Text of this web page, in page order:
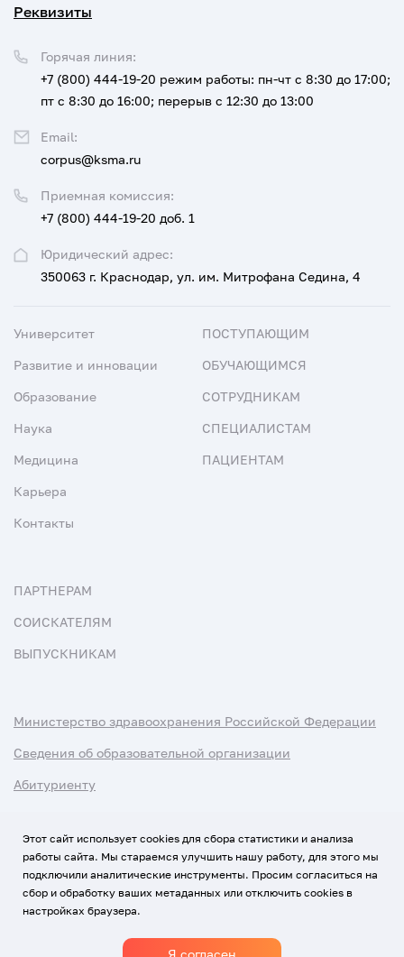
Реквизиты
Юридический адрес:
350063 г. Краснодар, ул. им. Митрофана Седина, 4
Приемная комиссия:
+7 (800) 444-19-20 доб. 1
Горячая линия:
+7 (800) 444-19-20 режим работы: пн-чт с 8:30 до 17:00;
пт с 8:30 до 16:00; перерыв с 12:30 до 13:00
Email:
corpus@ksma.ru
Университет
Развитие и инновации
Образование
Наука
Медицина
Карьера
Контакты
ПОСТУПАЮЩИМ
ОБУЧАЮЩИМСЯ
СОТРУДНИКАМ
СПЕЦИАЛИСТАМ
ПАЦИЕНТАМ
ПАРТНЕРАМ
СОИСКАТЕЛЯМ
ВЫПУСКНИКАМ
Министерство здравоохранения Российской Федерации
Сведения об образовательной организации
Абитуриенту
Использование Cookies
Политика обработки персональных данных
Этот сайт использует cookies для сбора статистики и анализа
работы сайта. Мы стараемся улучшить нашу работу, для этого мы
подключили аналитические инструменты. Просим согласиться на
сбор и обработку ваших метаданных или отключить cookies в
настройках браузера.
Я согласен